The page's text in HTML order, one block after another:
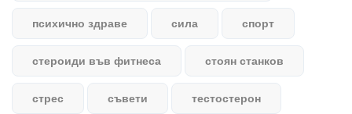
психично здраве сила спорт
стероиди във фитнеса стоян станков
стрес съвети тестостерон